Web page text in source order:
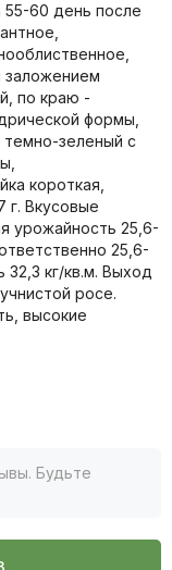
55-60 день после
заложением
по краю -
формы,
зеленый с
короткая,
г. Вкусовые
урожайность 25,6-
25,6-
32,3 кг/кв.м. Выход
росе.
высокие
Будьте